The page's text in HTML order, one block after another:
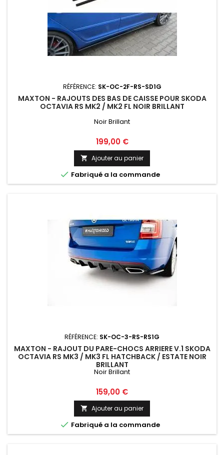
RÉFÉRENCE: SK-OC-2F-RS-SD1G
MAXTON - RAJOUTS DES BAS DE CAISSE POUR SKODA
OCTAVIA RS MK2 / MK2 FL NOIR BRILLANT
Noir Brillant
Prix
199,00 €
 Ajouter au panier
 Fabriqué a la commande
RÉFÉRENCE: SK-OC-3-RS-RS1G
MAXTON - RAJOUT DU PARE-CHOCS ARRIERE V.1 SKODA
OCTAVIA RS MK3 / MK3 FL HATCHBACK / ESTATE NOIR
BRILLANT
Noir Brillant
Prix
159,00 €
 Ajouter au panier
 Fabriqué a la commande